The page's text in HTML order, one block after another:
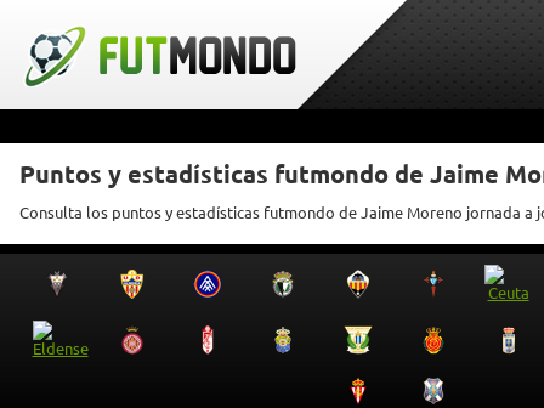
Puntos y estadísticas futmondo de Jaime
Consulta los puntos y estadísticas futmondo de Jaime Moreno jornada a